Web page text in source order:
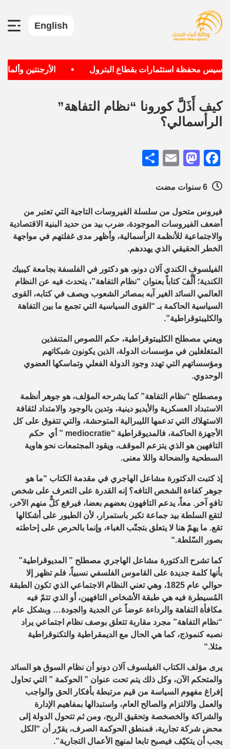
English
محفظة استثمارات بقطاع البترول الأرجنتين
كيف أَذَلَّ كورونا “نظام التفاهة”
الرأسمالي؟
Facebook
Mastodon
Email
فيروس متحول من سلسلة الفيروسات التاجية التي تعتبر من
أضعف الفيروسات الموجودة، ضرب بيد من حديد البنية الاقتصادية
والاجتماعية للأنظمة الرأسمالية، وأظهر مدى غفلتهم في مواجهة
الخطر الحقيقي الذي يهددهم.
الفيلسوف الكندي آلان دونو، هو دكتور في الفلسفة بجامعة كيبيك
الكندية؛ أَلَّفَ كتاباً بعنوان “نظام التفاهة”، يتحدث فيه عن النظام
العالمي السائد الغير آبه بمصائر الشعوب ويصف في كتابه، القوى
السياسية الحاكمة بـ “القوى السياسية التي تجمع ما بين التفاهة
والكليبتوقراطية”.
ويعني مصطلح الكليبتوقراطية، حكم اللصوص المتنفذين
المتغلغلين في مؤسسات الدولة، الذين يكونون شبكاتهم
ومؤسساتهم التي تهدد وجود الدولة الفعلي وتماسكها العضوي
الوحدوي.
ومصطلح “نظام التفاهة” كما يشرحه المؤلف، هو جوهر أنظمة
الاستبداد العسكرية والأيديو دينية، وتدين بالوجود والامتداد لثقافة
الاستهلاك التي تدعمها الليبرالية المتوحشة، والتي تتفوق على كل
الأجهزة الحاكمة، فالمديوقراطية “mediocratie ” أي حكم
التافهين هو الذي يتزعم الموقف، ويقود المجتمعات نحو هاوية
السطحية والضحالة واللا معنى.
إذ كتبت الدكتورة مشاعل الهاجري في مقدمة الكتاب “ما هو
جوهر كفاءة الشخص التافه؟ إنه القدرة على التعرف على شخص
تافهٍ آخر. معاً، يدعم التافهون بعضهم بعضا، فيرفع كلٌّ منهم الآخر،
لتقع السلطة بيد جماعة تكبر باستمرار، لأن الطيور على أشكالها
تقع. ما يهمّ هنا لا يتعلق بتجنّب الغباء، وإنما بالحرص على إحاطته
بصور السّلطة“.
كما تشرح الدكتورة مشاعل الهاجري مصطلح ” المديوقراطية”
بأنها كلمة جديدة على القاموس الفلسفي نسبياً، فلم تظهر إلا
حوالي عام 1825، وهي تعني النظام الاجتماعي الذي تكون الطبقة
المُسيطرة فيه هي طبقة الأشخاص التافهين، أو الذي تتمّ فيه
مكافأة التفاهة والرداءة عوضاً عن الجدية والجودة… وبشكل عام
“نظام التفاهة” مجرد مقاربة تتعلق بوصف نظام اجتماعي يراد
نصبه كنموذج، كما هي الحال مع الديمقراطية والتكنوقراطية
مثلا“.
يرى مؤلف الكتاب الفيلسوف آلان دونو أن نظام السوق هو السائد
والمتحكم الآن، وكل ذلك يتم تحت عنوان ” الحوكمة ” التي تحاول
إفراغ مفهوم السياسة من قيم مرتبطة بأفكار الحق والواجب
والعمل والالتزام والصالح العام، واستبدالها بمفاهيم الإدارة
والشراكة والخصخصة وتحقيق الربح، ومن ثم تتحول الدولة إلى
محض شركة تجارية، فمنطق الحوكمة الصرف، يقرّر أن “الكل
يجب أن يتكيّف فيصبح تابعا لمنهج الأعمال التجارية”.